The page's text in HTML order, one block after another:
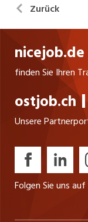
Zurück
nicejob.de
finden Sie Ihren
ostjob.ch
Unsere
Folgen Sie uns